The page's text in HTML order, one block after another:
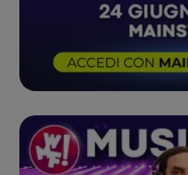
Mainstage del WMF.